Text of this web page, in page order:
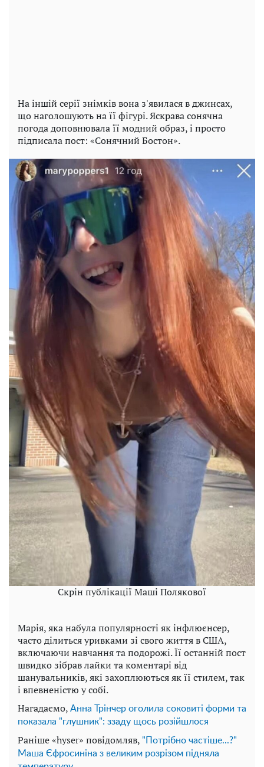
На іншій серії знімків вона з'явилася в джинсах,
що наголошують на її фігурі. Яскрава сонячна
погода доповнювала її модний образ, і просто
підписала пост: «Сонячний Бостон».
Скрін публікації Маші Полякової
Марія, яка набула популярності як інфлюєнсер,
часто ділиться уривками зі свого життя в США,
включаючи навчання та подорожі. Її останній пост
швидко зібрав лайки та коментарі від
шанувальників, які захоплюються як її стилем, так
і впевненістю у собі.
Нагадаємо, Анна Трінчер оголила соковиті форми та
показала "глушник": ззаду щось розійшлося
Раніше «hyser» повідомляв, "Потрібно частіше...?"
Маша Єфросиніна з великим розрізом підняла